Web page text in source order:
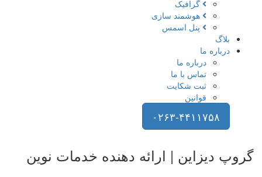
گرافیک
هوشمند سازی
پنل اسمس
بلاگ
درباره ما
درباره ما
تماس با ما
ثبت شکایت
قوانین
۰۲۶۳-۴۴۱۱۷۵۸
گروپ دیزاین | ارائه دهنده خدمات نوین